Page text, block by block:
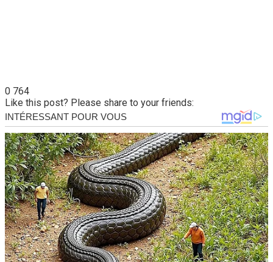
0 764
Like this post? Please share to your friends: